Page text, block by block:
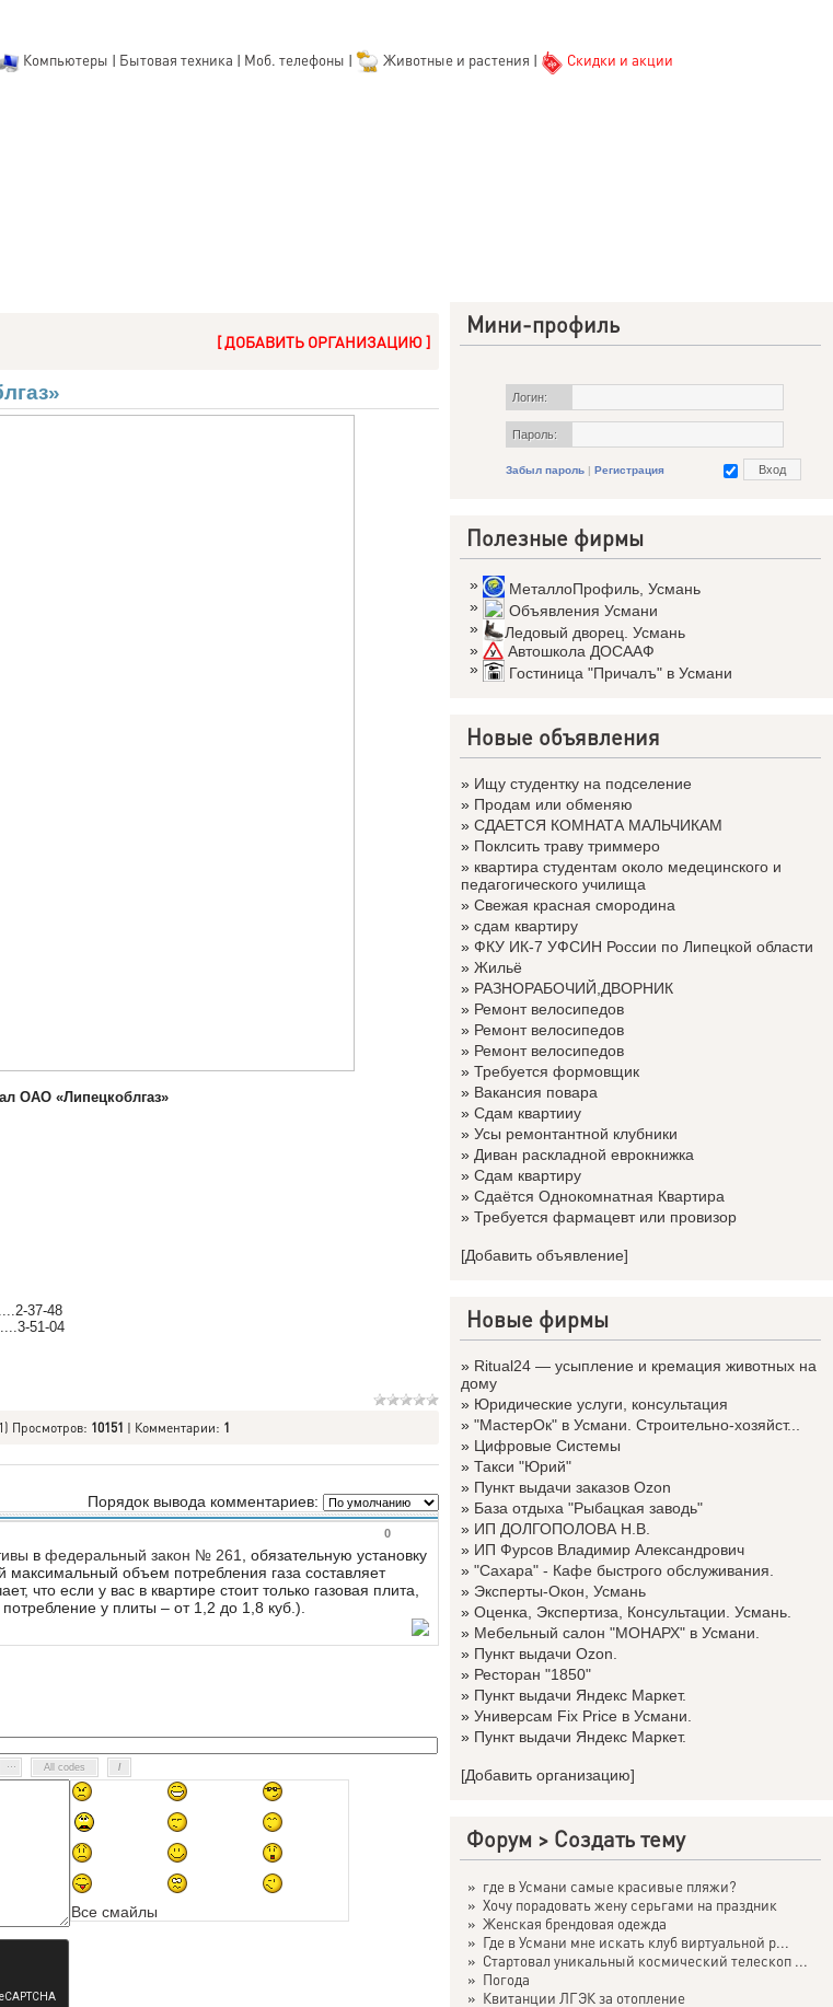
Компьютеры | Бытовая техника | Моб. телефоны | Животные и растения | Скидки и акции
[ ДОБАВИТЬ ОРГАНИЗАЦИЮ ]
ОАО «Липецкоблгаз»
37-48
51-04
Просмотров: 10151 | Комментарии: 1
Порядок вывода комментариев:
0
в федеральный закон № 261, обязательную установку
максимальный объем потребления газа составляет
что если у вас в квартире стоит только газовая плита,
у плиты – от 1,2 до 1,8 куб.).
Все смайлы
Мини-профиль
Логин:
Пароль:
Забыл пароль | Регистрация
Полезные фирмы
» МеталлоПрофиль Усмань
»
Объявления Усмани
»
Ледовый дворец. Усмань
»
Автошкола ДОСААФ
»
Гостиница "Причалъ" в Усмани
Новые объявления
» Ищу студентку на подселение
» Продам или обменяю
» СДАЕТСЯ КОМНАТА МАЛЬЧИКАМ
» Поклсить траву триммеро
» квартира студентам около медецинского и
педагогического училища
» Свежая красная смородина
» сдам квартиру
» ФКУ ИК-7 УФСИН России по Липецкой области
» Жильё
» РАЗНОРАБОЧИЙ,ДВОРНИК
» Ремонт велосипедов
» Ремонт велосипедов
» Ремонт велосипедов
» Требуется формовщик
» Вакансия повара
» Сдам квартииу
» Усы ремонтантной клубники
» Диван раскладной еврокнижка
» Сдам квартиру
» Сдаётся Однокомнатная Квартира
» Требуется фармацевт или провизор
[Добавить объявление]
Новые фирмы
» Ritual24 — усыпление и кремация животных на
дому
» Юридические услуги, консультация
» "МастерОк" в Усмани. Строительно-хозяйст...
» Цифровые Системы
» Такси "Юрий"
» Пункт выдачи заказов Ozon
» База отдыха "Рыбацкая заводь"
» ИП ДОЛГОПОЛОВА Н.В.
» ИП Фурсов Владимир Александрович
» "Сахара" - Кафе быстрого обслуживания.
» Эксперты-Окон, Усмань
» Оценка, Экспертиза, Консультации. Усмань.
» Мебельный салон "МОНАРХ" в Усмани.
» Пункт выдачи Ozon.
» Ресторан "1850"
» Пункт выдачи Яндекс Маркет.
» Универсам Fix Price в Усмани.
» Пункт выдачи Яндекс Маркет.
[Добавить организацию]
Форум > Создать тему
» где в Усмани самые красивые пляжи?
» Хочу порадовать жену серьгами на праздник
» Женская брендовая одежда
» Где в Усмани мне искать клуб виртуальной р...
» Стартовал уникальный космический телескоп ...
» Погода
» Квитанции ЛГЭК за отопление